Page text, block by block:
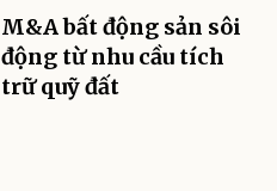
M&A bất động sản sôi
động từ nhu cầu tích
trữ quỹ đất